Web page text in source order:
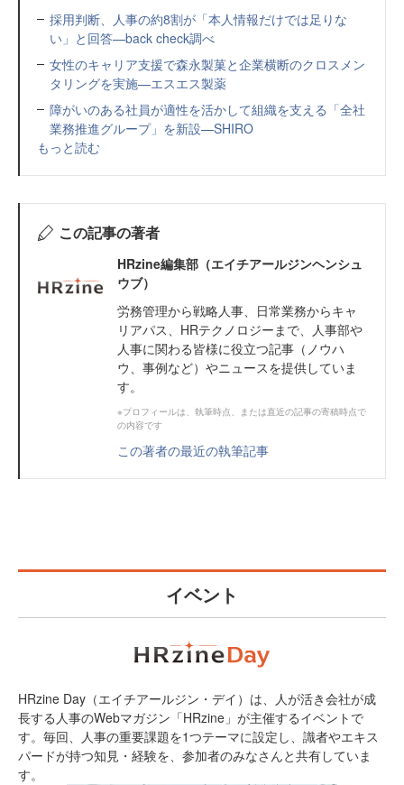
採用判断、人事の約8割が「本人情報だけでは足りな
い」と回答—back check調べ
女性のキャリア支援で森永製菓と企業横断のクロスメン
タリングを実施—エスエス製薬
障がいのある社員が適性を活かして組織を支える「全社
業務推進グループ」を新設—SHIRO
もっと読む
この記事の著者
HRzine編集部（エイチアールジンヘンシュ
ウブ）
労務管理から戦略人事、日常業務からキャ
リアパス、HRテクノロジーまで、人事部や
人事に関わる皆様に役立つ記事（ノウハ
ウ、事例など）やニュースを提供していま
す。
※プロフィールは、執筆時点、または直近の記事の寄稿時点で
の内容です
この著者の最近の執筆記事
イベント
HRzine Day（エイチアールジン・デイ）は、人が活き会社が成
長する人事のWebマガジン「HRzine」が主催するイベントで
す。毎回、人事の重要課題を1つテーマに設定し、識者やエキス
パードが持つ知見・経験を、参加者のみなさんと共有していま
す。